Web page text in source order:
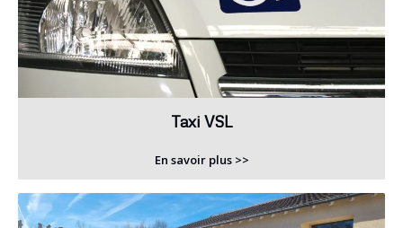
Taxi VSL
En savoir plus >>